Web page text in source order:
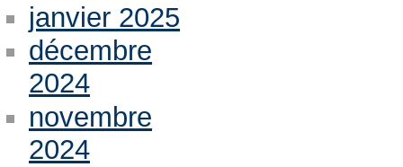
janvier 2025
décembre
2024
novembre
2024